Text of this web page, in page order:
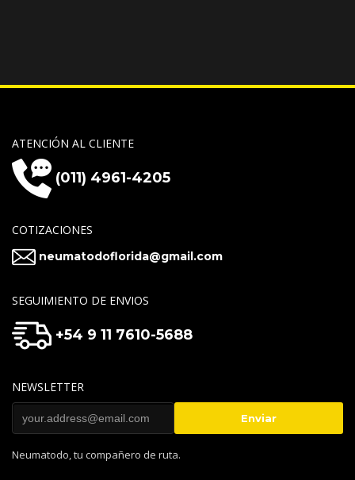
ATENCIÓN AL CLIENTE
(011) 4961-4205
COTIZACIONES
neumatodoflorida@gmail.com
SEGUIMIENTO DE ENVIOS
+54 9 11 7610-5688
NEWSLETTER
Neumatodo, tu compañero de ruta.